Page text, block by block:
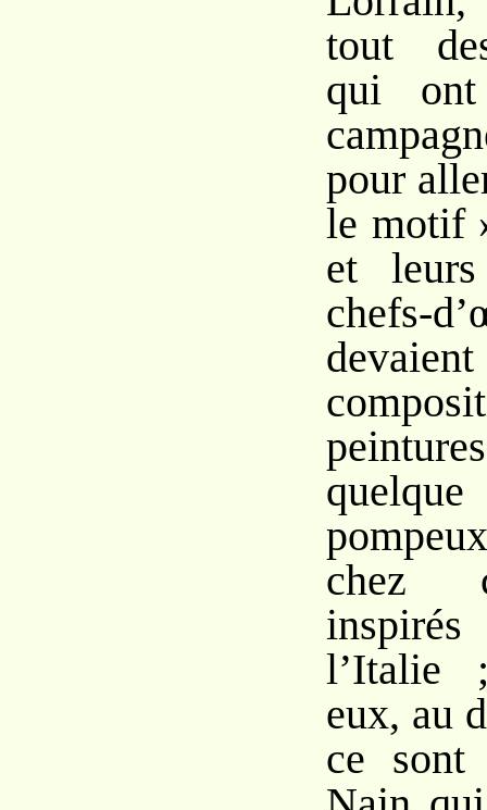
tout
qui
pour
le motif
et
chefs-
chez
l’Italie
eux, au
ce